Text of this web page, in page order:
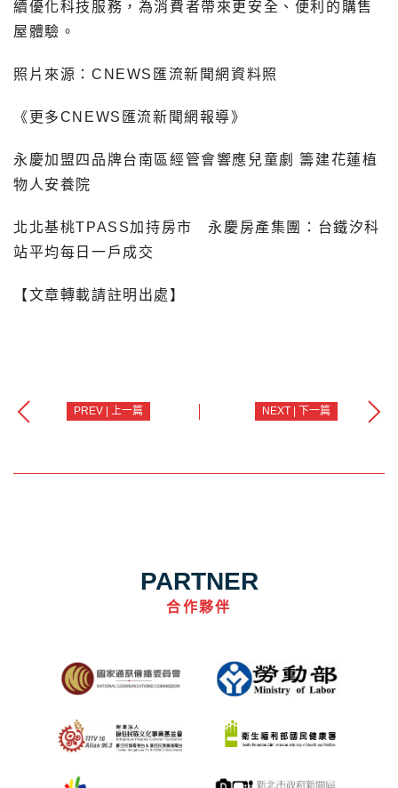
續優化科技服務，為消費者帶來更安全、便利的購售
屋體驗。
照片來源：CNEWS匯流新聞網資料照
《更多CNEWS匯流新聞網報導》
永慶加盟四品牌台南區經管會響應兒童劇 籌建花蓮植
物人安養院
北北基桃TPASS加持房市 永慶房產集團：台鐵汐科
站平均每日一戶成交
【文章轉載請註明出處】
PREV | 上一篇 NEXT | 下一篇
PARTNER
合作夥伴